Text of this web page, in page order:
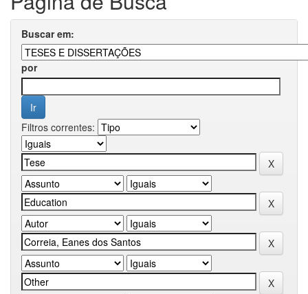
Buscar em:
por
Filtros correntes: